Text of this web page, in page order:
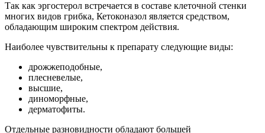
Так как эргостерол встречается в составе клеточной стенки
многих видов грибка, Кетоконазол является средством,
обладающим широким спектром действия.
Наиболее чувствительны к препарату следующие виды:
дрожжеподобные,
плесневелые,
высшие,
диноморфные,
дерматофиты.
Отдельные разновидности обладают большей